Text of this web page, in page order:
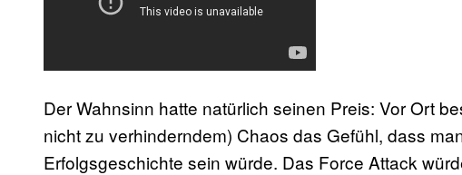
Der Wahnsinn hatte natürlich seinen Preis: Vor Ort
nicht zu verhinderndem) Chaos das Gefühl, dass
Erfolgsgeschichte sein würde. Das Force Attack